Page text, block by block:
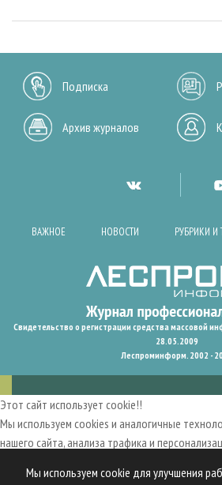
Мы используем cookie для улучшения
Подписка
Архив журналов
ВАЖНОЕ НОВОСТИ РУБРИКИ И
Свидетельство о регистрации средства массовой
28.05.2009
Леспроминформ. 2002 -
Этот сайт использует cookie!!
Мы используем cookies и аналогичные
нашего сайта, анализа трафика и
пользовательский опыт